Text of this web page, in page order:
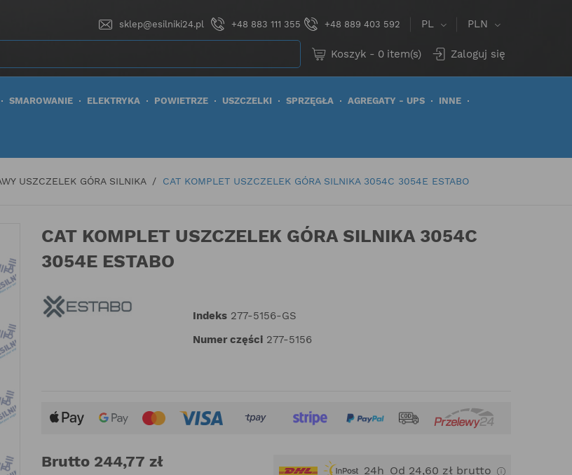
sklep@esilniki24.pl +48 883 111 355 +48 889 403 592 PL PLN
Koszyk - 0 item(s) Zaloguj się
SMAROWANIE ELEKTRYKA POWIETRZE USZCZELKI SPRZĘGŁA AGREGATY - UPS INNE
USZCZELEK GÓRA SILNIKA CAT KOMPLET USZCZELEK GÓRA SILNIKA 3054C 3054E ESTABO
CAT KOMPLET USZCZELEK GÓRA SILNIKA 3054C
3054E ESTABO
Indeks 277-5156-GS
Numer części 277-5156
Brutto 244,77 zł
24h Od 24,60 zł brutto